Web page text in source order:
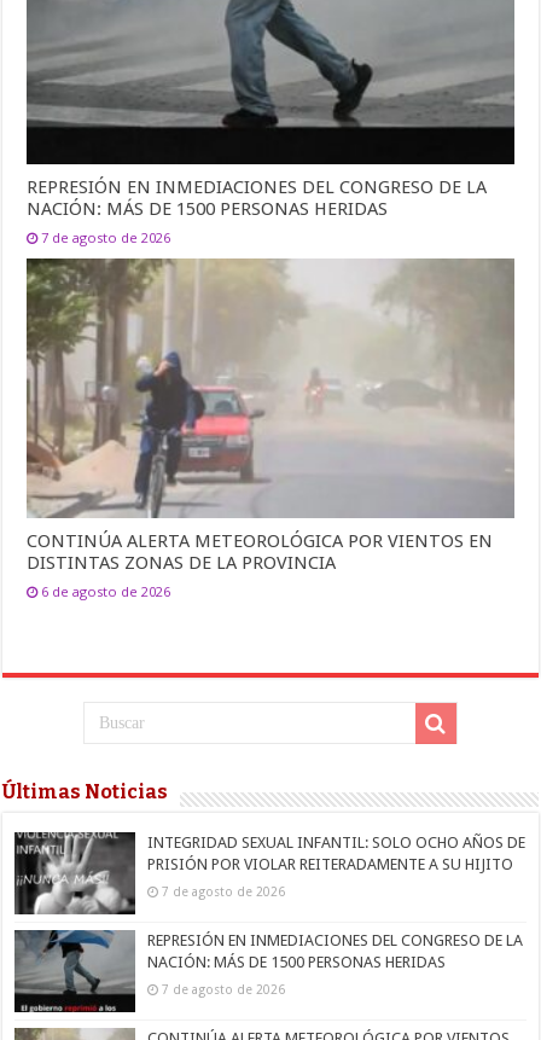
REPRESIÓN EN INMEDIACIONES DEL CONGRESO DE LA
NACIÓN: MÁS DE 1500 PERSONAS HERIDAS
7 de agosto de 2026
CONTINÚA ALERTA METEOROLÓGICA POR VIENTOS EN
DISTINTAS ZONAS DE LA PROVINCIA
6 de agosto de 2026
Últimas Noticias
INTEGRIDAD SEXUAL INFANTIL: SOLO OCHO AÑOS DE
PRISIÓN POR VIOLAR REITERADAMENTE A SU HIJITO
7 de agosto de 2026
REPRESIÓN EN INMEDIACIONES DEL CONGRESO DE LA
NACIÓN: MÁS DE 1500 PERSONAS HERIDAS
7 de agosto de 2026